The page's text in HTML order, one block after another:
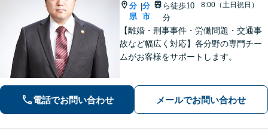
分
県
|分
市
ら徒歩10
分
8:00（土日祝日）
【離婚・刑事事件・労働問題・交通事
故など幅広く対応】各分野の専門チー
ムがお客様をサポートします。
電話でお問い合わせ メールでお問い合わせ